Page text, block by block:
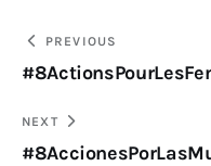
PREVIOUS
NEXT